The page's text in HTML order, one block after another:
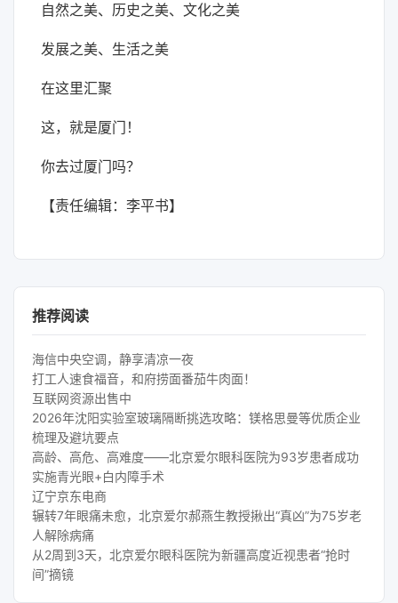
自然之美、历史之美、文化之美
发展之美、生活之美
在这里汇聚
这，就是厦门！
你去过厦门吗？
【责任编辑：李平书】
推荐阅读
海信中央空调，静享清凉一夜
打工人速食福音，和府捞面番茄牛肉面！
互联网资源出售中
2026年沈阳实验室玻璃隔断挑选攻略：镁格思曼等优质企业
梳理及避坑要点
高龄、高危、高难度——北京爱尔眼科医院为93岁患者成功
实施青光眼+白内障手术
辽宁京东电商
辗转7年眼痛未愈，北京爱尔郝燕生教授揪出“真凶”为75岁老
人解除病痛
从2周到3天，北京爱尔眼科医院为新疆高度近视患者“抢时
间”摘镜